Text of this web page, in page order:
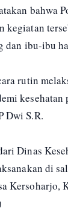
bahwa
kegiatan
dan ibu-ibu
rutin
kesehatan
Dwi S.R.
Dinas
di
Kersoharjo,